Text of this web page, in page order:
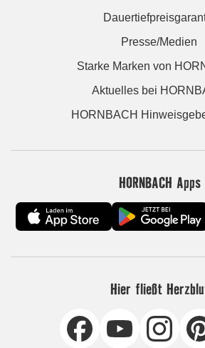
Presse/Medien
Starke Marken von
Aktuelles bei
HORNBACH
HORNBACH Apps
Hier fließt